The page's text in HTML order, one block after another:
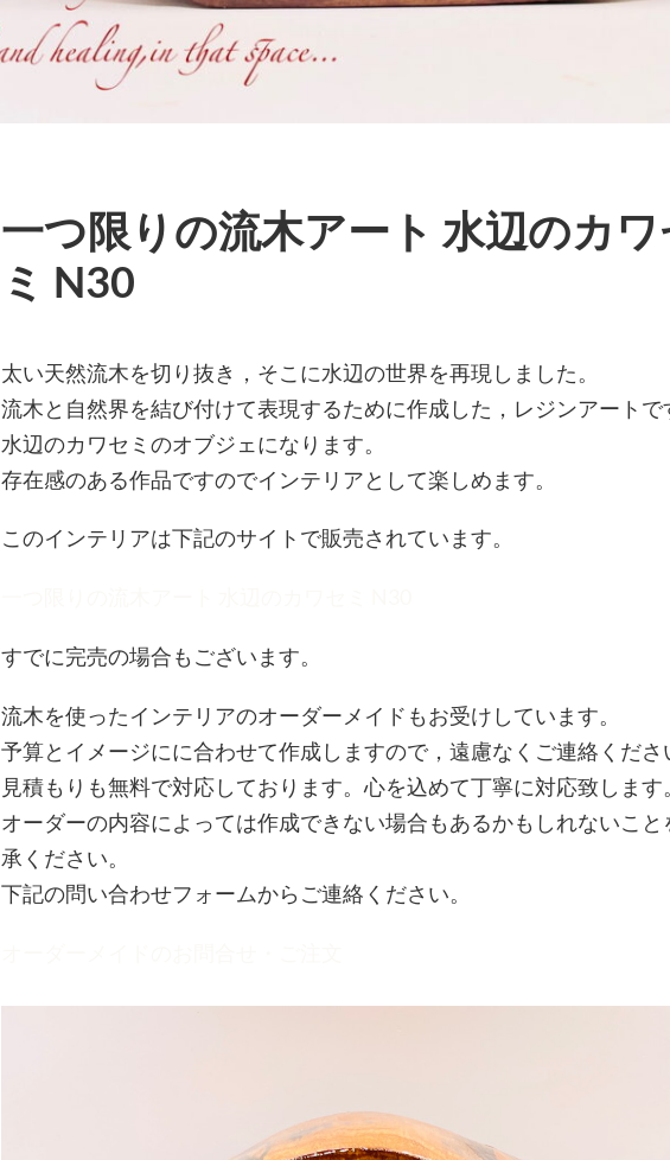
一つ限りの流木アート 水辺のカワ
ミ N30
太い天然流木を切り抜き，そこに水辺の世界を再現しました。
流木と自然界を結び付けて表現するために作成した，レジンアートで
水辺のカワセミのオブジェになります。
存在感のある作品ですのでインテリアとして楽しめます。
このインテリアは下記のサイトで販売されています。
すでに完売の場合もございます。
流木を使ったインテリアのオーダーメイドもお受けしています。
予算とイメージにに合わせて作成しますので，遠慮なくご連絡くださ
見積もりも無料で対応しております。心を込めて丁寧に対応致します。
オーダーの内容によっては作成できない場合もあるかもしれないこと
承ください。
下記の問い合わせフォームからご連絡ください。